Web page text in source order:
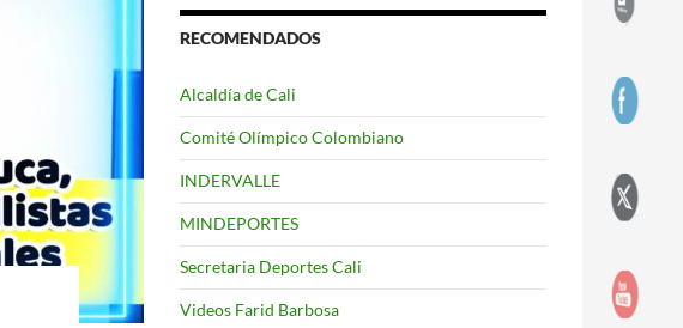
RECOMENDADOS
Alcaldía de Cali
Comité Olímpico Colombiano
INDERVALLE
MINDEPORTES
Secretaria Deportes Cali
Videos Farid Barbosa